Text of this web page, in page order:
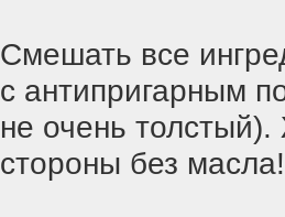
Смешать все
с антипригарным
не очень
стороны без масла!